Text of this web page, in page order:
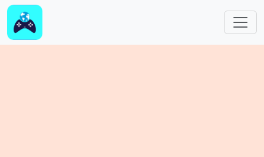
跳转到主要内容